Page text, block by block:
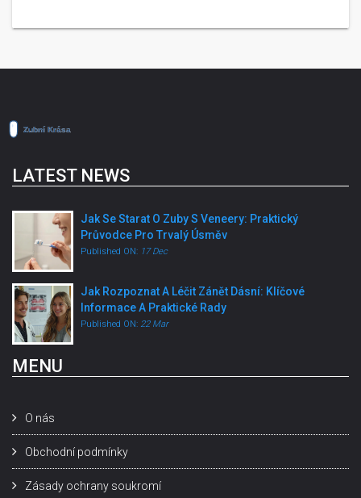
LATEST NEWS
Jak Se Starat O Zuby S Veneery: Praktický
Průvodce Pro Trvalý Úsměv
Published ON: 17 Dec
Jak Rozpoznat A Léčit Zánět Dásní: Klíčové
Informace A Praktické Rady
Published ON: 22 Mar
MENU
O nás
Obchodní podmínky
Zásady ochrany soukromí